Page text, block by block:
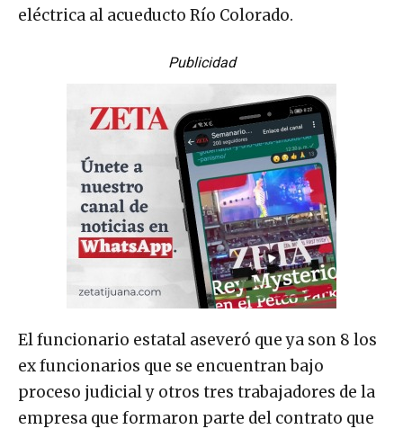
eléctrica al acueducto Río Colorado.
Publicidad
El funcionario estatal aseveró que ya son 8 los
ex funcionarios que se encuentran bajo
proceso judicial y otros tres trabajadores de la
empresa que formaron parte del contrato que